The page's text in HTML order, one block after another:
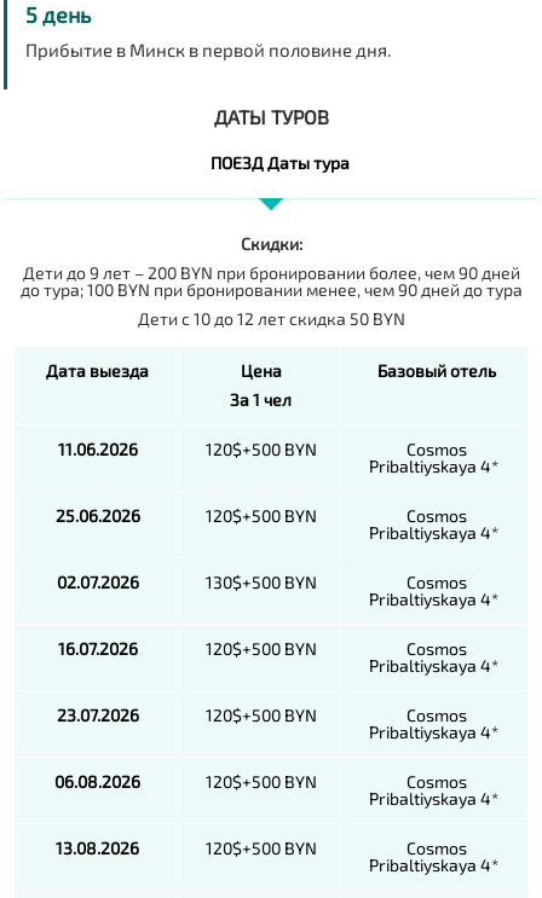
5 день
Прибытие в Минск в первой половине дня.
ДАТЫ ТУРОВ
ПОЕЗД Даты тура
Скидки:
Дети до 9 лет – 200 BYN при бронировании более, чем 90 дней
до тура; 100 BYN при бронировании менее, чем 90 дней до тура
Дети с 10 до 12 лет скидка 50 BYN
Дата выезда
Цена
За 1 чел
Базовый отель
11.06.2026 120$+500 BYN
Cosmos
Pribaltiyskaya 4*
25.06.2026 120$+500 BYN
Cosmos
Pribaltiyskaya 4*
02.07.2026 130$+500 BYN
Cosmos
Pribaltiyskaya 4*
16.07.2026 120$+500 BYN
Cosmos
Pribaltiyskaya 4*
23.07.2026 120$+500 BYN
Cosmos
Pribaltiyskaya 4*
06.08.2026 120$+500 BYN
Cosmos
Pribaltiyskaya 4*
13.08.2026 120$+500 BYN
Cosmos
Pribaltiyskaya 4*